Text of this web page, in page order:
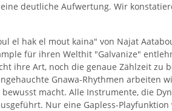
deutliche Aufwertung. Wir
hak el mout kaina" von Najat
für ihren Welthit "Galvanize"
Art, noch die genaue Zählzeit zu
Gnawa-Rhythmen arbeiten
macht. Alle Instrumente, die
Nur eine Gapless-